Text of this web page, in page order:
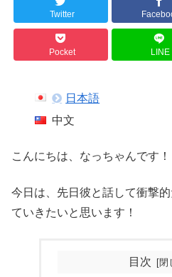
Twitter
Pocket LINE
日本語
中文
こんにちは、なっちゃんです！
今日は、先日彼と話して衝撃
ていきたいと思います！
目次